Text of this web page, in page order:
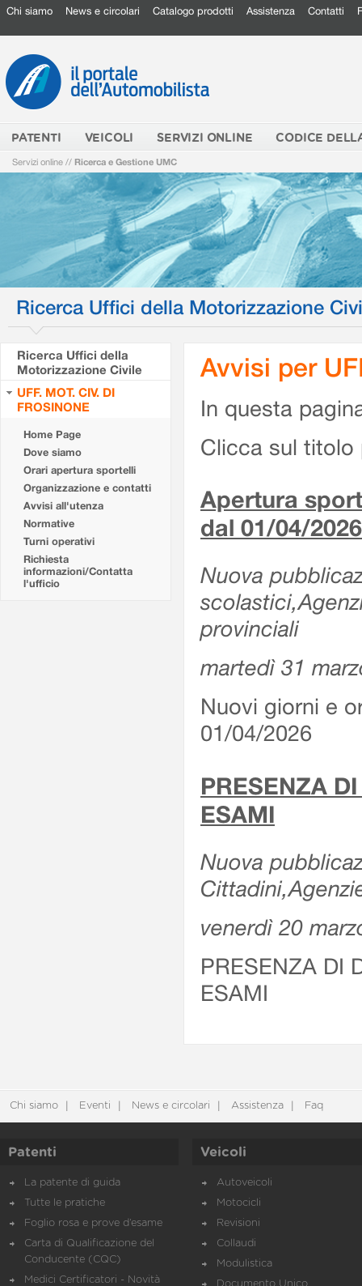
Chi siamo News e circolari Catalogo prodotti Assistenza Contatti
PATENTI VEICOLI SERVIZI ONLINE CODICE
Servizi online // Ricerca e Gestione UMC
Ricerca Uffici della Motorizzazione
Ricerca Uffici della
Motorizzazione Civile
UFF. MOT. CIV. DI
FROSINONE
Home Page
Dove siamo
Orari apertura sportelli
Organizzazione e contatti
Avvisi all'utenza
Normative
Turni operativi
Richiesta
informazioni/Contatta
l'ufficio
Avvisi per
In questa
Clicca sul titolo
Apertura
dal 01/04/2026
Nuova
provinciali
martedì 31
Nuovi giorni e
01/04/2026
PRESENZA
ESAMI
Nuova
venerdì 20
PRESENZA DI
ESAMI
Chi siamo Eventi News e circolari Assistenza Faq
Patenti
La patente di guida
Tutte le pratiche
Foglio rosa e prove d’esame
Carta di Qualificazione del
Conducente (CQC)
Medici Certificatori - Novità
Veicoli
Autoveicoli
Motocicli
Revisioni
Collaudi
Modulistica
Documento Unico